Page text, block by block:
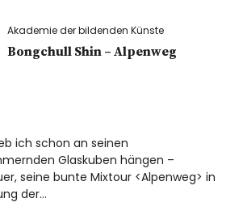
Akademie der bildenden Künste
Bongchull Shin – Alpenweg
ich schon an seinen
Glaskuben hängen –
seine bunte Mixtour <Alpenweg> in
der…